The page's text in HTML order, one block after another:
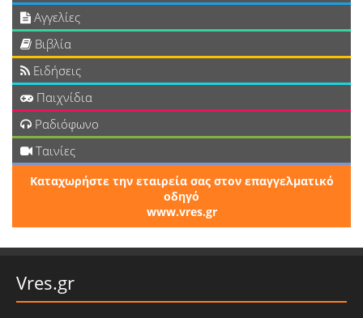
Αγγελίες
Βιβλία
Ειδήσεις
Παιχνίδια
Ραδιόφωνο
Ταινίες
Καταχωρήστε την εταιρεία σας στον επαγγελματικό
οδηγό
www.vres.gr
Vres.gr